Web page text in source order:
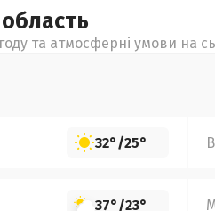
область
та атмосферні умови на
32°/25°
37°/23°